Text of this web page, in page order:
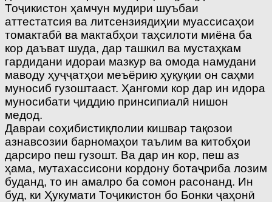
Тоҷикистон ҳамчун мудири шуъбаи
аттестатсия ва литсензиядиҳии муассисаҳои
томактабӣ ва мактабҳои таҳсилоти миёна ба
кор даъват шуда, дар ташкил ва мустаҳкам
гардидани идораи мазкур ва омода намудани
маводу ҳуҷҷатҳои меъёрию ҳуқуқии он саҳми
муносиб гузоштааст. Ҳангоми кор дар ин идора
муносибати ҷиддию принсипиалӣ нишон
медод.
Давраи соҳибистиқлолии кишвар тақозои
азнавсозии барномаҳои таълим ва китобҳои
дарсиро пеш гузошт. Ва дар ин кор, пеш аз
ҳама, мутахассисони кордону ботаҷриба лозим
буданд, то ин амалро ба сомон расонанд. Ин
буд, ки Ҳукумати Тоҷикистон бо Бонки ҷаҳонӣ